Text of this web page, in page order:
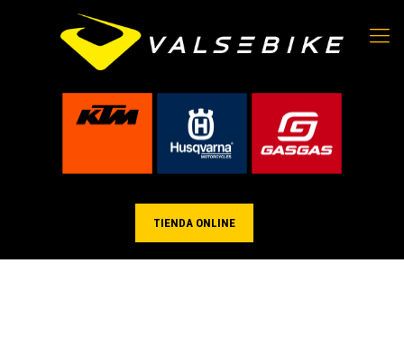
TIENDA ONLINE